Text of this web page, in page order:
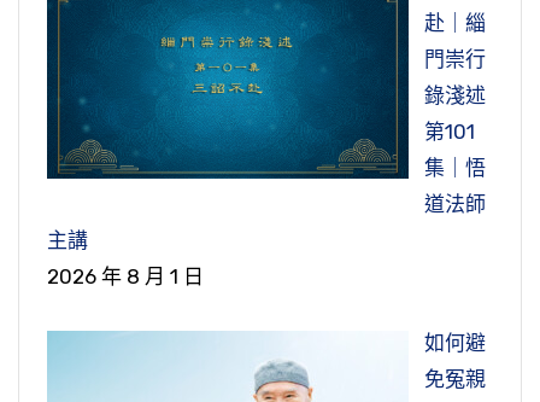
赴｜緇
門崇行
錄淺述
第101
集｜悟
道法師
主講
2026 年 8 月 1 日
如何避
免冤親